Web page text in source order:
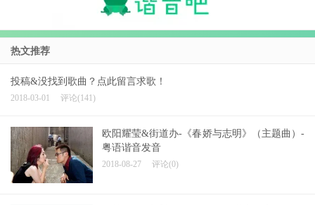
热文推荐
投稿&没找到歌曲？点此留言求歌！
2018-03-01 评论(141)
欧阳耀莹&街道办-《春娇与志明》（主题曲）-
粤语谐音发音
2018-08-27 评论(0)